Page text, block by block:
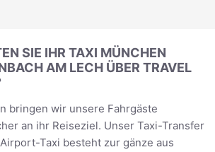
SIE IHR TAXI MÜNCHEN
AM LECH ÜBER TRAVEL
bringen wir unsere Fahrgäste
an ihr Reiseziel. Unser Taxi-Transfer
Taxi besteht zur gänze aus